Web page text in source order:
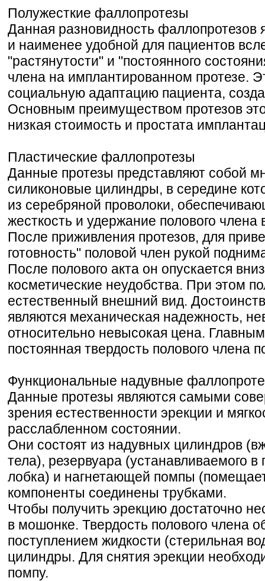
Полужесткие фаллопротезы
Данная разновидность фаллопротезов
и наименее удобной для пациентов
"растянутости" и "постоянного
члена на имплантированном протезе.
социальную адаптацию пациента,
Основным преимуществом протезов
низкая стоимость и простата
Пластические фаллопротезы
Данные протезы представляют собой
силиконовые цилиндры, в середине
из серебряной проволоки,
жесткость и удержание полового
После приживления протезов, для
готовность" половой член рукой
После полового акта он опускается
косметические неудобства. При этом
естественный внешний вид.
являются механическая надежность,
относительно невысокая цена.
постоянная твердость полового члена
Функциональные надувные
Данные протезы являются самыми
зрения естественности эрекции и
расслабленном состоянии.
Они состоят из надувных цилиндров
тела), резервуара (устанавливаемого в
лобка) и нагнетающей помпы
компоненты соединены трубками.
Чтобы получить эрекцию достаточно
в мошонке. Твердость полового члена
поступлением жидкости (стерильная
цилиндры. Для снятия эрекции
помпу.